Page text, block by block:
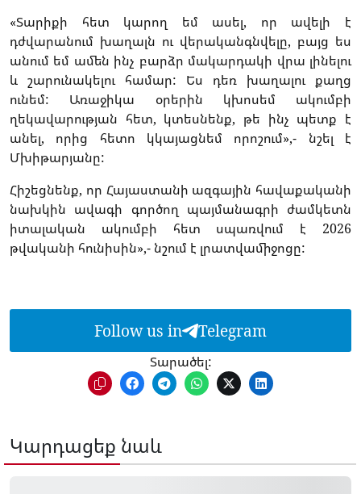
«Տարիքի հետ կարող եմ ասել, որ ավելի է
դժվարանում խաղալն ու վերականգնվելը, բայց ես
անում եմ ամեն ինչ բարձր մակարդակի վրա լինելու
և շարունակելու համար: Ես դեռ խաղալու քաղց
ունեմ: Առաջիկա օրերին կխոսեմ ակումբի
ղեկավարության հետ, կտեսնենք, թե ինչ պետք է
անել, որից հետո կկայացնեմ որոշում»,- նշել է
Մխիթարյանը:
Հիշեցնենք, որ Հայաստանի ազգային հավաքականի
նախկին ավագի գործող պայմանագրի ժամկետն
իտալական ակումբի հետ սպառվում է 2026
թվականի հունիսին»,- նշում է լրատվամիջոցը:
Follow us in Telegram
Տարածել:
Կարդացեք նաև